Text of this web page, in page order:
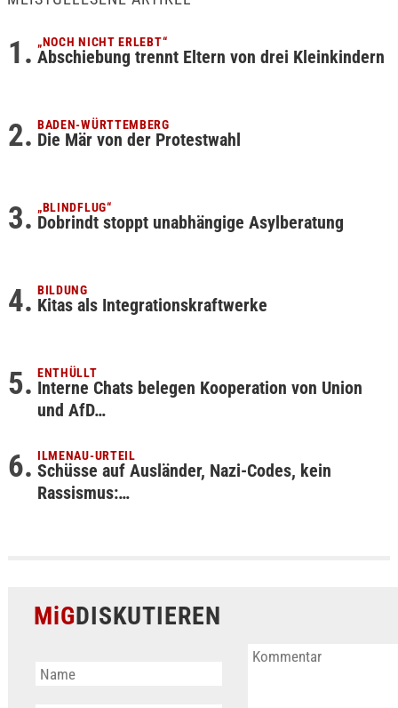
„NOCH NICHT ERLEBT“
Abschiebung trennt Eltern von drei Kleinkindern
BADEN-WÜRTTEMBERG
Die Mär von der Protestwahl
„BLINDFLUG“
Dobrindt stoppt unabhängige Asylberatung
BILDUNG
Kitas als Integrationskraftwerke
ENTHÜLLT
Interne Chats belegen Kooperation von Union
und AfD…
ILMENAU-URTEIL
Schüsse auf Ausländer, Nazi-Codes, kein
Rassismus:…
MiGDISKUTIEREN